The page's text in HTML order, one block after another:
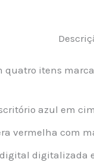
itens
azul em
vermelha com
digitalizada